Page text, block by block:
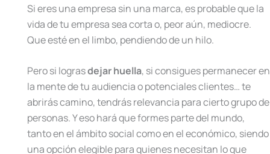
Si eres una empresa sin una marca, es probable que la
vida de tu empresa sea corta o, peor aún, mediocre.
Que esté en el limbo, pendiendo de un hilo.
Pero si lograsdejar huella, si consigues permanecer en
la mente de tu audiencia o potenciales clientes… te
abrirás camino, tendrás relevancia para cierto grupo de
personas. Y eso hará que formes parte del mundo,
tanto en el ámbito social como en el económico, siendo
una opción elegible para quienes necesitan lo que